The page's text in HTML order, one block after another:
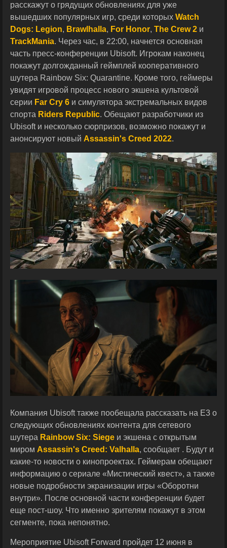
расскажут о грядущих обновлениях для уже
вышедших популярных игр, среди которых Watch
Dogs: Legion, Brawlhalla, For Honor, The Crew 2 и
TrackMania. Через час, в 22:00, начнется основная
часть пресс-конференции Ubisoft. Игрокам наконец
покажут долгожданный геймплей кооперативного
шутера Rainbow Six: Quarantine. Кроме того, геймеры
увидят игровой процесс нового экшена культовой
серии Far Cry 6 и симулятора экстремальных видов
спорта Riders Republic. Обещают разработчики из
Ubisoft и несколько сюрпризов, возможно покажут и
анонсируют новый Assassin's Creed 2022.
Компания Ubisoft также пообещала рассказать на E3 о
следующих обновлениях контента для сетевого
шутера Rainbow Six: Siege и экшена с открытым
миром Assassin's Creed: Valhalla, сообщает . Будут и
какие-то новости о кинопроектах. Геймерам обещают
информацию о сериале «Мистический квест», а также
новые подробности экранизации игры «Оборотни
внутри». После основной части конференции будет
еще пост-шоу. Что именно зрителям покажут в этом
сегменте, пока непонятно.
Мероприятие Ubisoft Forward пройдет 12 июня в